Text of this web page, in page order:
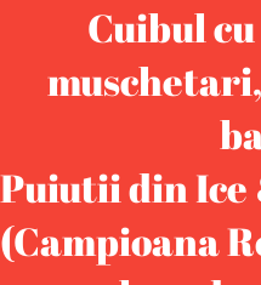
Cuibul
Puiutii din Ice
(Campioana